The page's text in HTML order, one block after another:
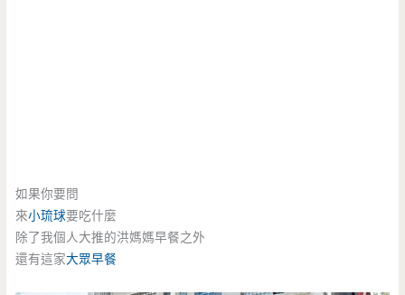
如果你要問
來小琉球要吃什麼
除了我個人大推的洪媽媽早餐之外
還有這家大眾早餐